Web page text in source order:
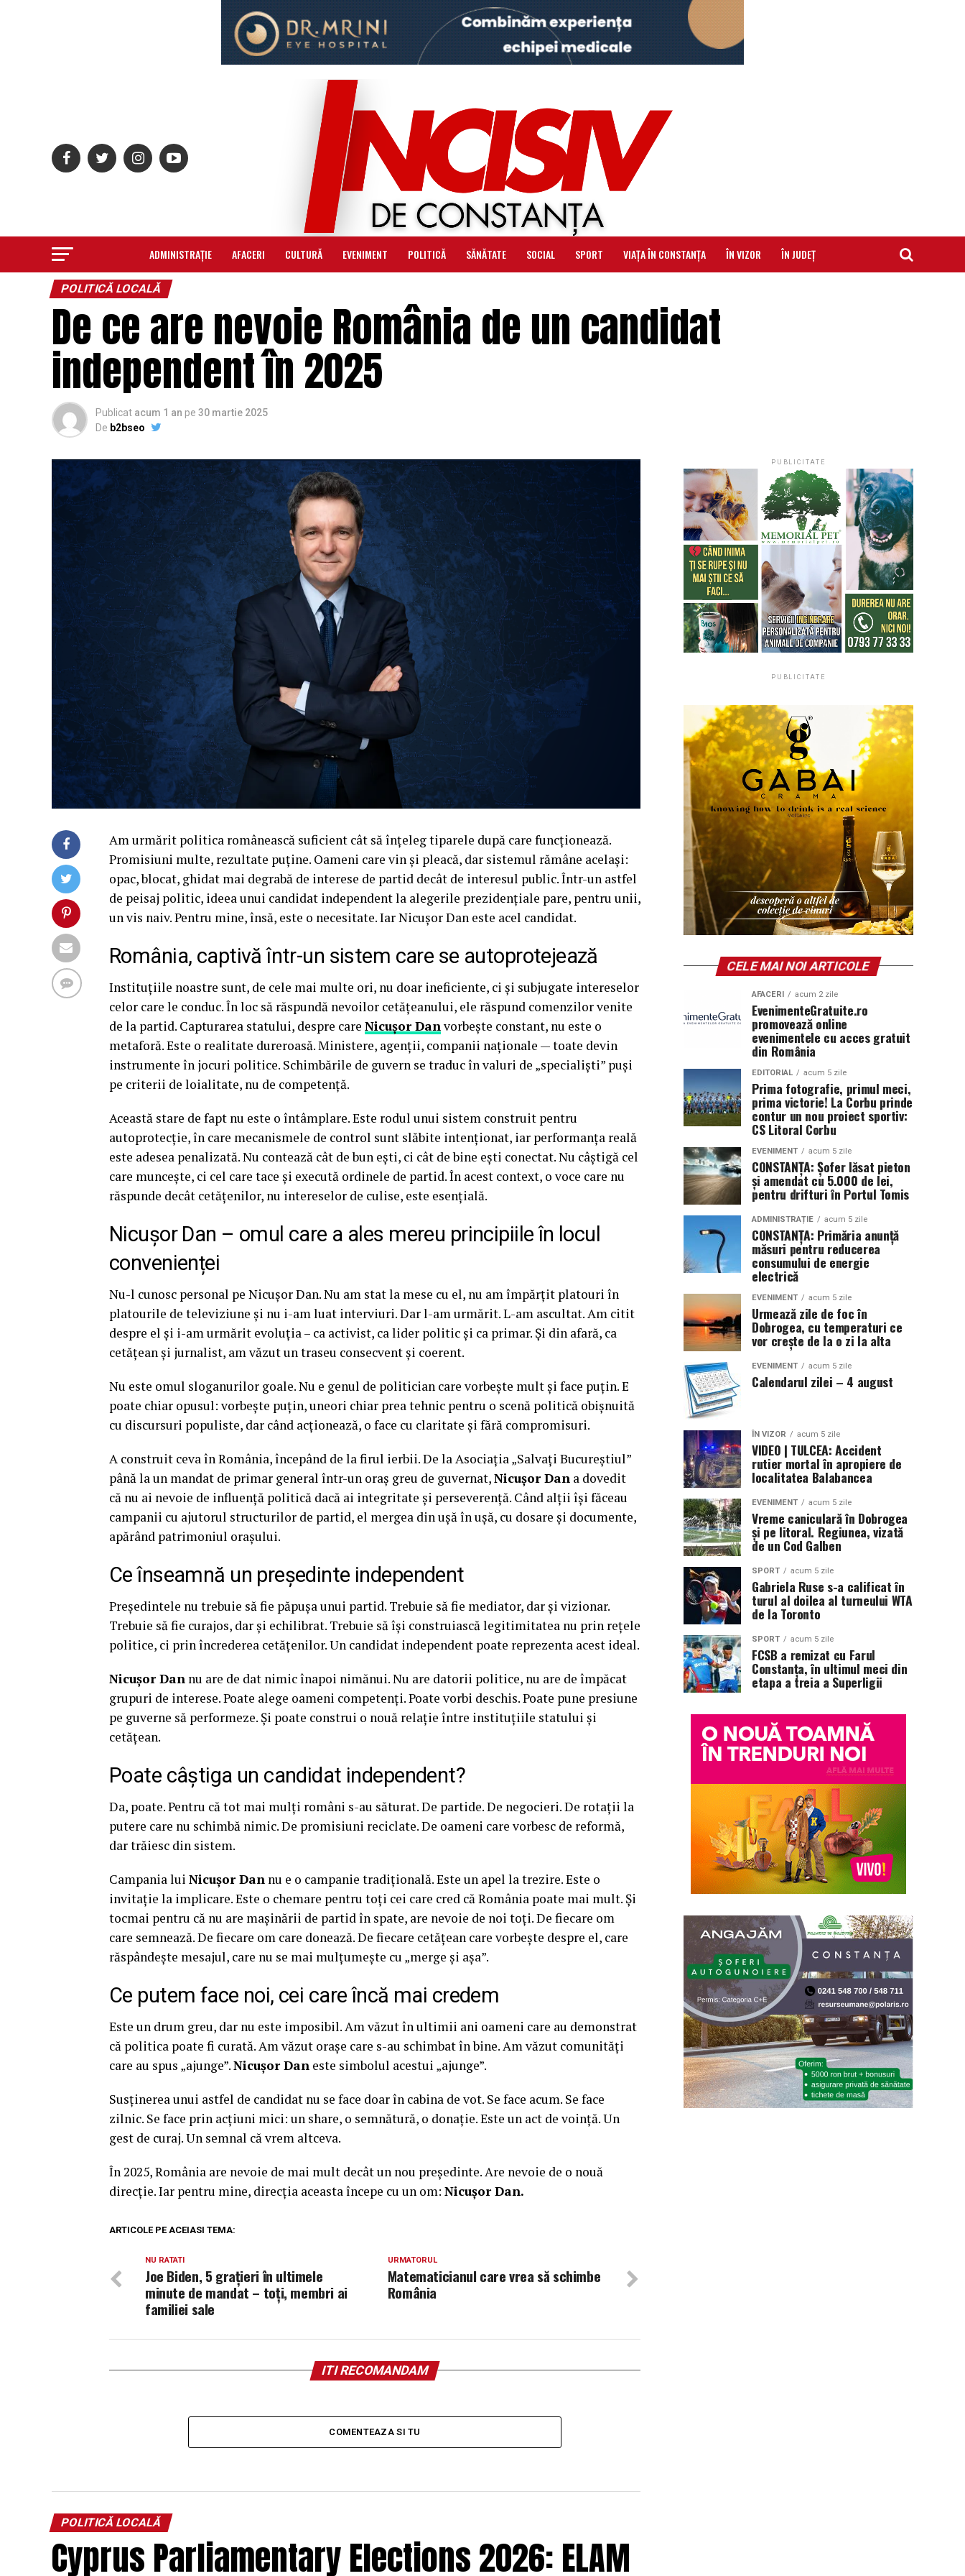
ADMINISTRAȚIE AFACERI CULTURĂ EVENIMENT POLITICĂ SĂNĂTATE SOCIAL SPORT VIAȚA ÎN CONSTANȚA ÎN VIZOR ÎN JUDEȚ
POLITICĂ LOCALĂ
De ce are nevoie România de un candidat
independent în 2025
Publicat acum 1 an pe 30 martie 2025
De b2bseo
Am urmărit politica românească suficient cât să înțeleg tiparele după care funcționează.
Promisiuni multe, rezultate puține. Oameni care vin și pleacă, dar sistemul rămâne același:
opac, blocat, ghidat mai degrabă de interese de partid decât de interesul public. Într-un astfel
de peisaj politic, ideea unui candidat independent la alegerile prezidențiale pare, pentru unii,
un vis naiv. Pentru mine, însă, este o necesitate. Iar Nicușor Dan este acel candidat.
România, captivă într-un sistem care se autoprotejează
Instituțiile noastre sunt, de cele mai multe ori, nu doar ineficiente, ci și subjugate intereselor
celor care le conduc. În loc să răspundă nevoilor cetățeanului, ele răspund comenzilor venite
de la partid. Capturarea statului, despre care Nicușor Dan vorbește constant, nu este o
metaforă. Este o realitate dureroasă. Ministere, agenții, companii naționale — toate devin
instrumente în jocuri politice. Schimbările de guvern se traduc în valuri de „specialiști” puși
pe criterii de loialitate, nu de competență.
Această stare de fapt nu este o întâmplare. Este rodul unui sistem construit pentru
autoprotecție, în care mecanismele de control sunt slăbite intenționat, iar performanța reală
este adesea penalizată. Nu contează cât de bun ești, ci cât de bine ești conectat. Nu câștigă cel
care muncește, ci cel care tace și execută ordinele de partid. În acest context, o voce care nu
răspunde decât cetățenilor, nu intereselor de culise, este esențială.
Nicușor Dan – omul care a ales mereu principiile în locul
convenienței
Nu-l cunosc personal pe Nicușor Dan. Nu am stat la mese cu el, nu am împărțit platouri în
platourile de televiziune și nu i-am luat interviuri. Dar l-am urmărit. L-am ascultat. Am citit
despre el și i-am urmărit evoluția – ca activist, ca lider politic și ca primar. Și din afară, ca
cetățean și jurnalist, am văzut un traseu consecvent și coerent.
Nu este omul sloganurilor goale. Nu e genul de politician care vorbește mult și face puțin. E
poate chiar opusul: vorbește puțin, uneori chiar prea tehnic pentru o scenă politică obișnuită
cu discursuri populiste, dar când acționează, o face cu claritate și fără compromisuri.
A construit ceva în România, începând de la firul ierbii. De la Asociația „Salvați Bucureștiul”
până la un mandat de primar general într-un oraș greu de guvernat,Nicușor Dan a dovedit
că nu ai nevoie de influență politică dacă ai integritate și perseverență. Când alții își făceau
campanii cu ajutorul structurilor de partid, el mergea din ușă în ușă, cu dosare și documente,
apărând patrimoniul orașului.
Ce înseamnă un președinte independent
Președintele nu trebuie să fie păpușa unui partid. Trebuie să fie mediator, dar și vizionar.
Trebuie să fie curajos, dar și echilibrat. Trebuie să își construiască legitimitatea nu prin rețele
politice, ci prin încrederea cetățenilor. Un candidat independent poate reprezenta acest ideal.
Nicușor Dan nu are de dat nimic înapoi nimănui. Nu are datorii politice, nu are de împăcat
grupuri de interese. Poate alege oameni competenți. Poate vorbi deschis. Poate pune presiune
pe guverne să performeze. Și poate construi o nouă relație între instituțiile statului și
cetățean.
Poate câștiga un candidat independent?
Da, poate. Pentru că tot mai mulți români s-au săturat. De partide. De negocieri. De rotații la
putere care nu schimbă nimic. De promisiuni reciclate. De oameni care vorbesc de reformă,
dar trăiesc din sistem.
Campania lui Nicușor Dan nu e o campanie tradițională. Este un apel la trezire. Este o
invitație la implicare. Este o chemare pentru toți cei care cred că România poate mai mult. Și
tocmai pentru că nu are mașinării de partid în spate, are nevoie de noi toți. De fiecare om
care semnează. De fiecare om care donează. De fiecare cetățean care vorbește despre el, care
răspândește mesajul, care nu se mai mulțumește cu „merge și așa”.
Ce putem face noi, cei care încă mai credem
Este un drum greu, dar nu este imposibil. Am văzut în ultimii ani oameni care au demonstrat
că politica poate fi curată. Am văzut orașe care s-au schimbat în bine. Am văzut comunități
care au spus „ajunge”.Nicușor Dan este simbolul acestui „ajunge”.
Susținerea unui astfel de candidat nu se face doar în cabina de vot. Se face acum. Se face
zilnic. Se face prin acțiuni mici: un share, o semnătură, o donație. Este un act de voință. Un
gest de curaj. Un semnal că vrem altceva.
În 2025, România are nevoie de mai mult decât un nou președinte. Are nevoie de o nouă
direcție. Iar pentru mine, direcția aceasta începe cu un om: Nicușor Dan.
ARTICOLE PE ACEIASI TEMA:
URMATORUL
Matematicianul care vrea să schimbe
România
NU RATATI
Joe Biden, 5 grațieri în ultimele
minute de mandat – toți, membri ai
familiei sale
ITI RECOMANDAM
COMENTEAZA SI TU
POLITICĂ LOCALĂ
Cyprus Parliamentary Elections 2026: ELAM
PUBLICITATE
PUBLICITATE
CELE MAI NOI ARTICOLE
AFACERI acum 2 zile
EvenimenteGratuite.ro
promovează online
evenimentele cu acces gratuit
din România
EDITORIAL acum 5 zile
Prima fotografie, primul meci,
prima victorie! La Corbu prinde
contur un nou proiect sportiv:
CS Litoral Corbu
EVENIMENT acum 5 zile
CONSTANȚA: Șofer lăsat pieton
și amendat cu 5.000 de lei,
pentru drifturi în Portul Tomis
ADMINISTRAȚIE acum 5 zile
CONSTANȚA: Primăria anunță
măsuri pentru reducerea
consumului de energie
electrică
EVENIMENT acum 5 zile
Urmează zile de foc în
Dobrogea, cu temperaturi ce
vor crește de la o zi la alta
EVENIMENT acum 5 zile
Calendarul zilei – 4 august
ÎN VIZOR acum 5 zile
VIDEO | TULCEA: Accident
rutier mortal în apropiere de
localitatea Balabancea
EVENIMENT acum 5 zile
Vreme caniculară în Dobrogea
și pe litoral. Regiunea, vizată
de un Cod Galben
SPORT acum 5 zile
Gabriela Ruse s-a calificat în
turul al doilea al turneului WTA
de la Toronto
SPORT acum 5 zile
FCSB a remizat cu Farul
Constanța, în ultimul meci din
etapa a treia a Superligii